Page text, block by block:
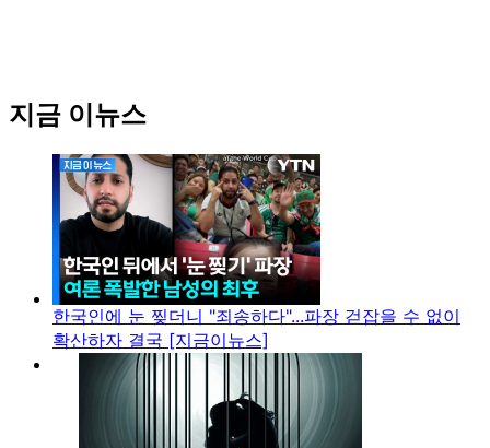
지금 이뉴스
한국인에 눈 찢더니 "죄송하다"...파장 걷잡을 수 없이
확산하자 결국 [지금이뉴스]